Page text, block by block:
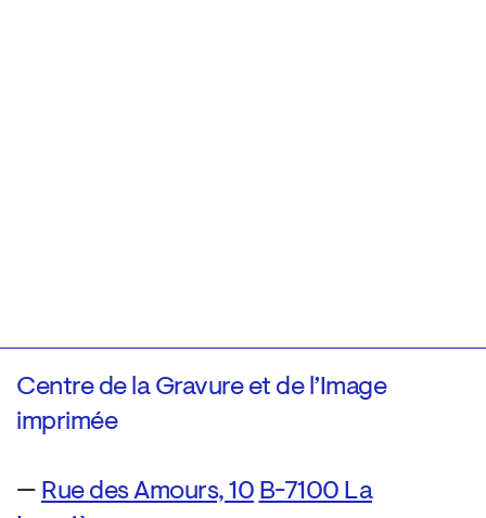
Centre de la Gravure et de l’Image
imprimée
— Rue des Amours, 10 B-7100 La